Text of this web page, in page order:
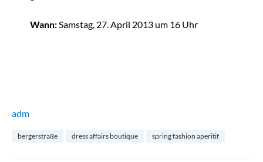
Wann:Samstag, 27. April 2013 um 16 Uhr
adm
bergerstraße dress affairs boutique spring fashion aperitif